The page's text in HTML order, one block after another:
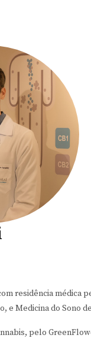
residência médica
e Medicina do Sono
pelo